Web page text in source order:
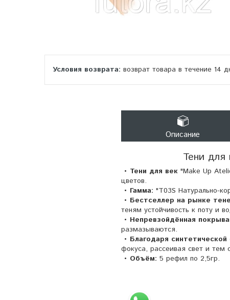
возврат товара в течение 14
Описание
Тени для
• Тени для век "Make Up
цветов.
• Гамма: "T03S Натурально-
• Бестселлер на рынке
теням устойчивость к поту и
• Непревзойдённая
размазываются.
• Благодаря
фокуса, рассеивая свет и
• Объём: 5 рефил по 2,5гр.